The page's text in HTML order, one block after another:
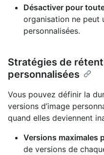
Désactiver pour
organisation ne peut
personnalisées.
Stratégies de
personnalisées
Vous pouvez définir la
versions d’image
quand elles deviennent
Versions maximales
de versions de